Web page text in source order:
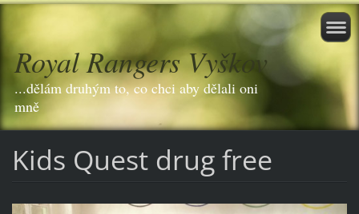
Royal Rangers Vyškov
...dělám druhým to, co chci aby dělali oni
mně
Kids Quest drug free